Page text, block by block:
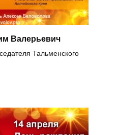
Валерьевич
Тальменского